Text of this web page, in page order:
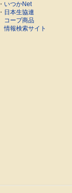
・ いつかNet
・ 日本生協連
コープ商品
情報検索サイト